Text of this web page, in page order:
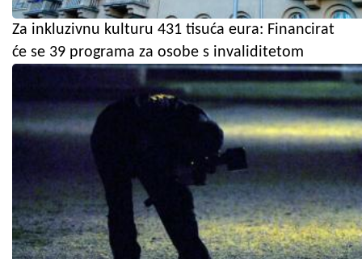
Za inkluzivnu kulturu 431 tisuća eura: Financirat
će se 39 programa za osobe s invaliditetom